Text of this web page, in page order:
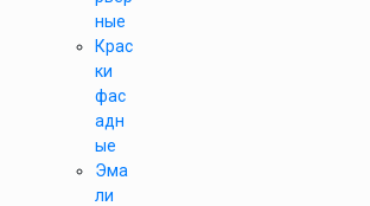
ные
Крас
ки
фас
адн
ые
Эма
ли